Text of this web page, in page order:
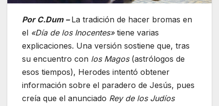
Por C.Dum –La tradición de hacer bromas en
el «Día de los Inocentes»tiene varias
explicaciones. Una versión sostiene que, tras
su encuentro con los Magos (astrólogos de
esos tiempos), Herodes intentó obtener
información sobre el paradero de Jesús, pues
creía que el anunciado Rey de los Judíos